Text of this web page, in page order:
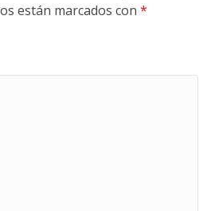
están marcados con *